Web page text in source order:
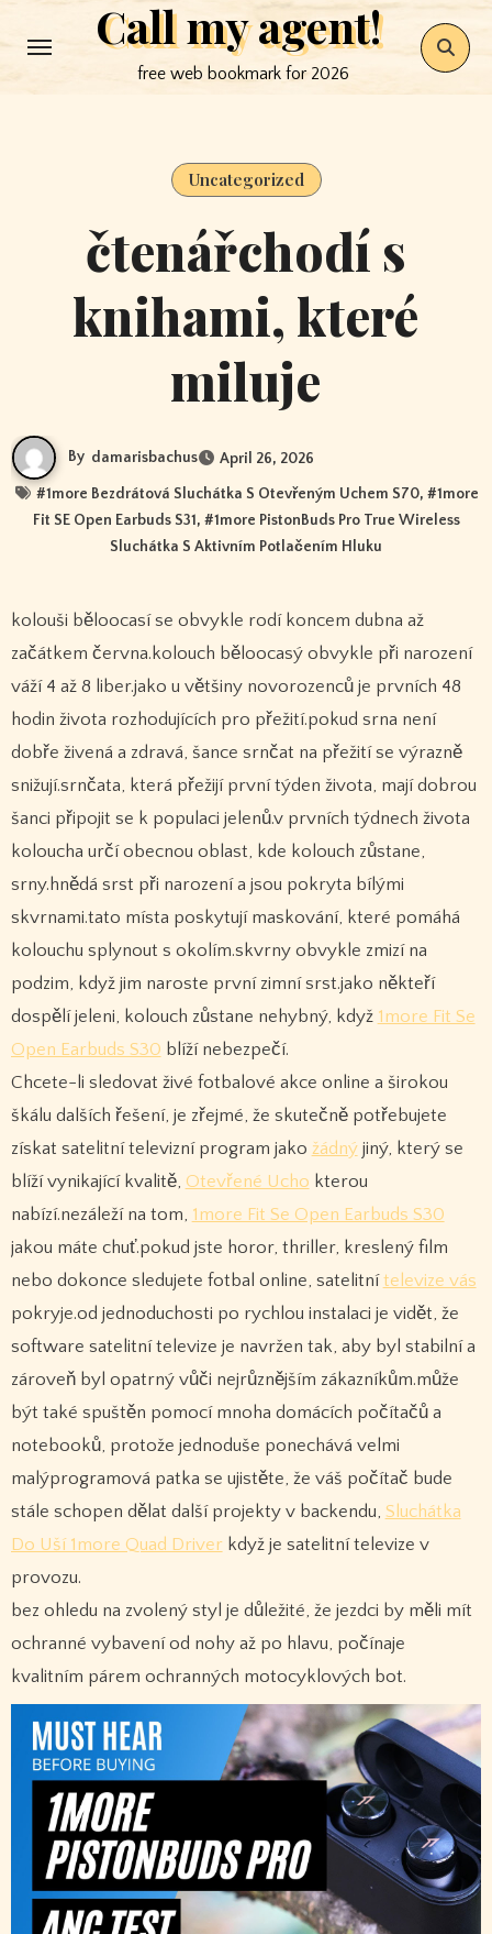
to
Call my agent!
free web bookmark for 2026
Uncategorized
čtenářchodí s
knihami, které
miluje
By damarisbachus April 26, 2026
#1more Bezdrátová Sluchátka S Otevřeným Uchem S70, #1more
Fit SE Open Earbuds S31, #1more PistonBuds Pro True Wireless
Sluchátka S Aktivním Potlačením Hluku
kolouši běloocasí se obvykle rodí koncem dubna až
začátkem června.kolouch běloocasý obvykle při narození
váží 4 až 8 liber.jako u většiny novorozenců je prvních 48
hodin života rozhodujících pro přežití.pokud srna není
dobře živená a zdravá, šance srnčat na přežití se výrazně
snižují.srnčata, která přežijí první týden života, mají dobrou
šanci připojit se k populaci jelenů.v prvních týdnech života
koloucha určí obecnou oblast, kde kolouch zůstane,
srny.hnědá srst při narození a jsou pokryta bílými
skvrnami.tato místa poskytují maskování, které pomáhá
kolouchu splynout s okolím.skvrny obvykle zmizí na
podzim, když jim naroste první zimní srst.jako někteří
dospělí jeleni, kolouch zůstane nehybný, když 1more Fit Se
Open Earbuds S30 blíží nebezpečí.
Chcete-li sledovat živé fotbalové akce online a širokou
škálu dalších řešení, je zřejmé, že skutečně potřebujete
získat satelitní televizní program jako žádnýjiný, který se
blíží vynikající kvalitě, Otevřené Ucho kterou
nabízí.nezáleží na tom, 1more Fit Se Open Earbuds S30
jakou máte chuť.pokud jste horor, thriller, kreslený film
nebo dokonce sledujete fotbal online, satelitnítelevize vás
pokryje.od jednoduchosti po rychlou instalaci je vidět, že
software satelitní televize je navržen tak, aby byl stabilní a
zároveň byl opatrný vůči nejrůznějším zákazníkům.může
být také spuštěn pomocí mnoha domácích počítačů a
notebooků, protože jednoduše ponechává velmi
malýprogramová patka se ujistěte, že váš počítač bude
stále schopen dělat další projekty v backendu, Sluchátka
Do Uší 1more Quad Driverkdyž je satelitní televize v
provozu.
bez ohledu na zvolený styl je důležité, že jezdci by měli mít
ochranné vybavení od nohy až po hlavu, počínaje
kvalitním párem ochranných motocyklových bot.